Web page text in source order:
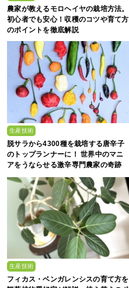
農家が教えるモロヘイヤの栽培方法。
初心者でも安心！収穫のコツや育て方
のポイントを徹底解説
生産技術
脱サラから4300種を栽培する唐辛子
のトップランナーに！ 世界中のマニ
アをうならせる激辛専門農家の奇跡
生産技術
フィカス・ベンガレンシスの育て方を